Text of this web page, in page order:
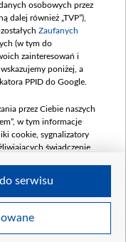
2025
PLN
(wpłata
8
PLN
w likwidacji
osobowych przez
dalej również „TVP”),
Zaufanych
(w tym do
zainteresowań i
poniżej, a
PPID do Google.
przez Ciebie naszych
w tym informacje
cookie, sygnalizatory
świadczenie
przez Ciebie
serwisu